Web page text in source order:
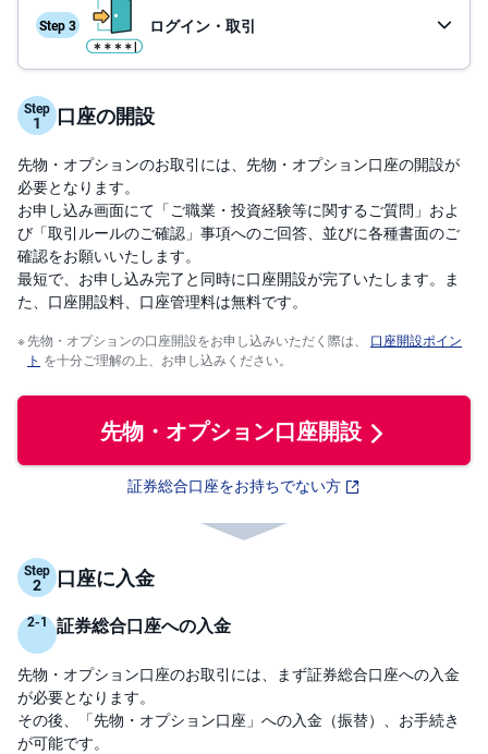
投
資
託
債
券
FX
お
ま
か
せ
投
資
PICK
UP
S
株
ン
オ
プ
シ
ョ
ン
商
品
先
物
取引の流れ
操作ガイド
ログイン・取引
Step 口座の開設
先物・オプションのお取引には、先物・オプション口座の開設が
必要となります。
お申し込み画面にて「ご職業・投資経験等に関するご質問」およ
び「取引ルールのご確認」事項へのご回答、並びに各種書面のご
確認をお願いいたします。
最短で、お申し込み完了と同時に口座開設が完了いたします。ま
た、口座開設料、口座管理料は無料です。
先物・オプションの口座開設をお申し込みいただく際は、 口座開設ポイン
ト を十分ご理解の上、お申し込みください。
先物・オプション口座開設
証券総合口座をお持ちでない方
Step 口座に入金
証券総合口座への入金
先物・オプション口座のお取引には、まず証券総合口座への入金
が必要となります。
その後、「先物・オプション口座」への入金（振替）、お手続き
が可能です。